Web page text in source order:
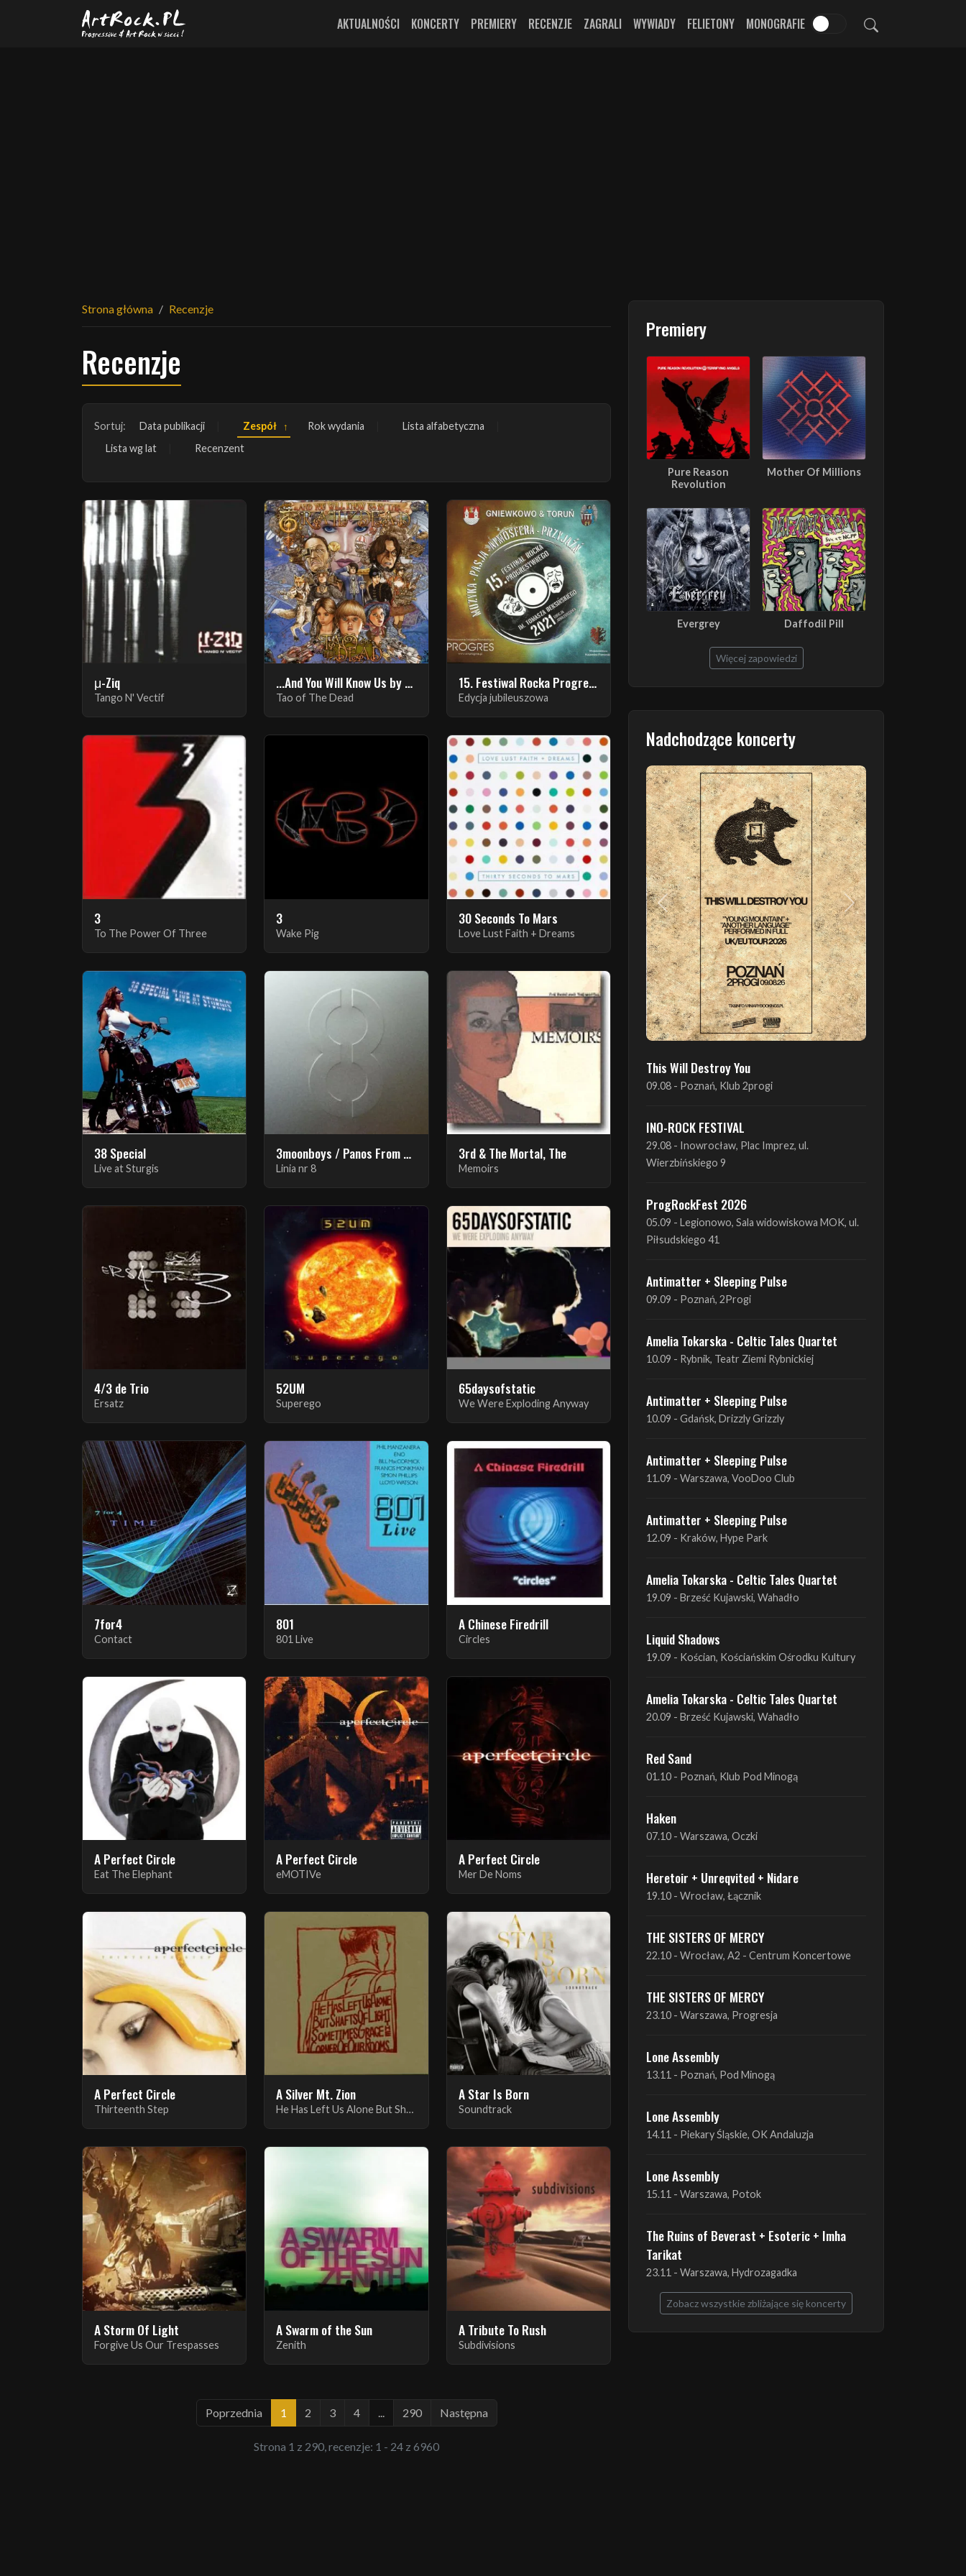
Przejdź do treści głównej
AKTUALNOŚCI KONCERTY PREMIERY RECENZJE ZAGRALI WYWIADY FELIETONY MONOGRAFIE
Strona główna Recenzje
Recenzje
Sortuj: Data publikacji Zespół Rok wydania
Lista alfabetyczna
Lista wg lat
Recenzent
μ-Ziq
Tango N' Vectif
...And You Will Know Us by The Trail of Dead
Tao of The Dead
15. Festiwal Rocka Progresywnego 2021
Edycja jubileuszowa
3
To The Power Of Three
3
Wake Pig
30 Seconds To Mars
Love Lust Faith + Dreams
38 Special
Live at Sturgis
3moonboys / Panos From Komodo
Linia nr 8
3rd & The Mortal, The
Memoirs
4/3 de Trio
Ersatz
52UM
Superego
65daysofstatic
We Were Exploding Anyway
7for4
Contact
801
801 Live
A Chinese Firedrill
Circles
A Perfect Circle
Eat The Elephant
A Perfect Circle
eMOTIVe
A Perfect Circle
Mer De Noms
A Perfect Circle
Thirteenth Step
A Silver Mt. Zion
He Has Left Us Alone But Shafts Of Light Sometimes Grace The Corners Of Our Rooms
A Star Is Born
Soundtrack
A Storm Of Light
Forgive Us Our Trespasses
A Swarm of the Sun
Zenith
A Tribute To Rush
Subdivisions
Poprzednia 1 2 3 4 290 Następna
Strona 1 z 290, recenzje: 1 - 24 z 6960
Premiery
Pure Reason
Revolution
Mother Of Millions
Evergrey Daffodil Pill
Więcej zapowiedzi
Nadchodzące koncerty
Poprzedni Następny
09.08 - Poznań, Klub 2progi
INO-ROCK FESTIVAL
Wierzbińskiego 9
ProgRockFest 2026
Piłsudskiego 41
09.09 - Poznań, 2Progi
10.09 - Rybnik, Teatr Ziemi Rybnickiej
10.09 - Gdańsk, Drizzly Grizzly
11.09 - Warszawa, VooDoo Club
12.09 - Kraków, Hype Park
19.09 - Brześć Kujawski, Wahadło
19.09 - Kościan, Kościańskim Ośrodku Kultury
20.09 - Brześć Kujawski, Wahadło
01.10 - Poznań, Klub Pod Minogą
07.10 - Warszawa, Oczki
19.10 - Wrocław, Łącznik
22.10 - Wrocław, A2 - Centrum Koncertowe
23.10 - Warszawa, Progresja
13.11 - Poznań, Pod Minogą
14.11 - Piekary Śląskie, OK Andaluzja
15.11 - Warszawa, Potok
The Ruins of Beverast + Esoteric + Imha
Tarikat
23.11 - Warszawa, Hydrozagadka